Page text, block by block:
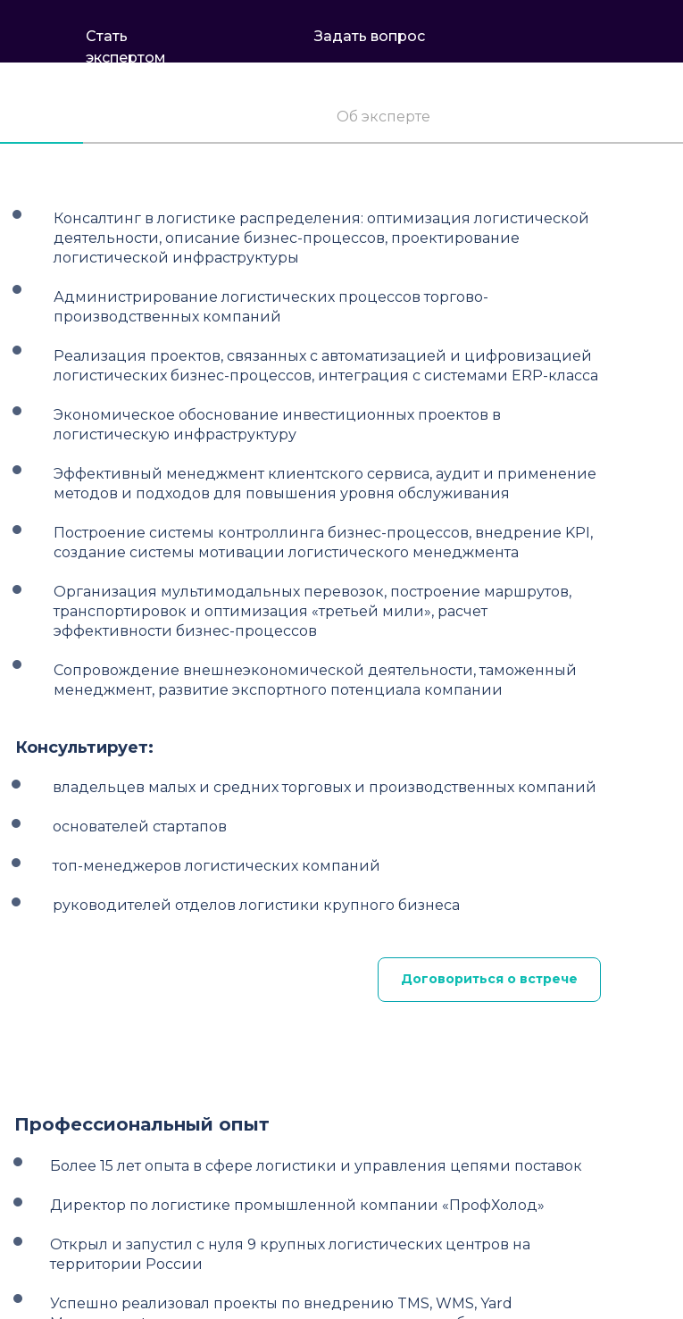
Задать вопрос
Стать
экспертом
Об эксперте
Договориться о встрече
Консалтинг в логистике распределения: оптимизация логистической
деятельности, описание бизнес-процессов, проектирование
логистической инфраструктуры
Администрирование логистических процессов торгово-
производственных компаний
Реализация проектов, связанных с автоматизацией и цифровизацией
логистических бизнес-процессов, интеграция с системами ERP-класса
Экономическое обоснование инвестиционных проектов в
логистическую инфраструктуру
Эффективный менеджмент клиентского сервиса, аудит и применение
методов и подходов для повышения уровня обслуживания
Построение системы контроллинга бизнес-процессов, внедрение KPI,
создание системы мотивации логистического менеджмента
Организация мультимодальных перевозок, построение маршрутов,
транспортировок и оптимизация «третьей мили», расчет
эффективности бизнес-процессов
Сопровождение внешнеэкономической деятельности, таможенный
менеджмент, развитие экспортного потенциала компании
Консультирует:
владельцев малых и средних торговых и производственных компаний
основателей стартапов
топ-менеджеров логистических компаний
руководителей отделов логистики крупного бизнеса
Профессиональный опыт
Более 15 лет опыта в сфере логистики и управления цепями поставок
Директор по логистике промышленной компании «ПрофХолод»
Открыл и запустил с нуля 9 крупных логистических центров на
территории России
Успешно реализовал проекты по внедрению TMS, WMS, Yard